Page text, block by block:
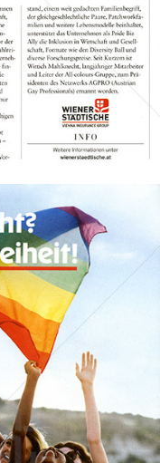
Bild-ID: 73966